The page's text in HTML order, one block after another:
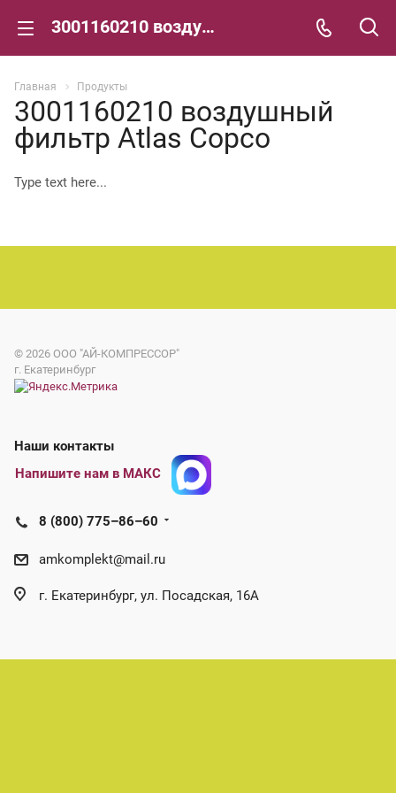
3001160210 воздушный фильтр Atlas Copco
Главная Продукты
3001160210 воздушный
фильтр Atlas Copco
Type text here...
© 2026 ООО "АЙ-КОМПРЕССОР"
г. Екатеринбург
Наши контакты
Напишите нам в МАКС
8 (800) 775–86–60
amkomplekt@mail.ru
г. Екатеринбург, ул. Посадская, 16А